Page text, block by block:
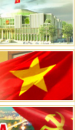
bầu cử ĐBQH
cấp nhiệm kỳ
lợi ích Nhân dân,
hội đại biểu
XX, nhiệm kỳ